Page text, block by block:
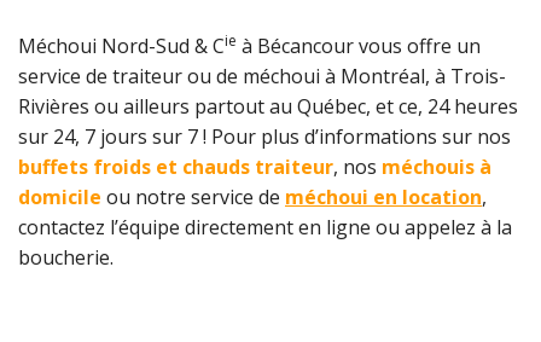
Méchoui Nord-Sud & Cie à Bécancour vous offre un
service de traiteur ou de méchoui à Montréal, à Trois-
Rivières ou ailleurs partout au Québec, et ce, 24 heures
sur 24, 7 jours sur 7 ! Pour plus d’informations sur nos
buffets froids et chauds traiteur, nos méchouis à
domicile ou notre service de méchoui en location,
contactez l’équipe directement en ligne ou appelez à la
boucherie.